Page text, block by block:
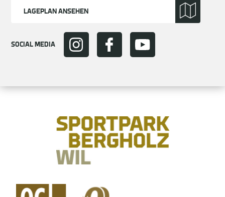
LAGEPLAN ANSEHEN
SOCIAL MEDIA